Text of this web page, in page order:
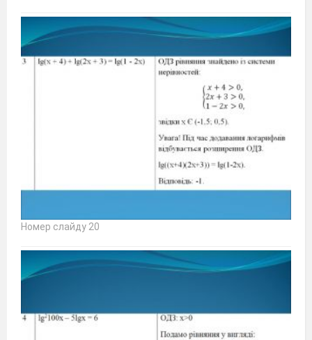
Номер слайду 20